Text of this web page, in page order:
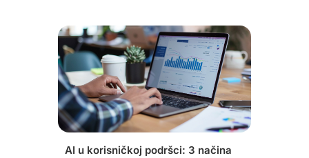
AI u korisničkoj podršci: 3 načina